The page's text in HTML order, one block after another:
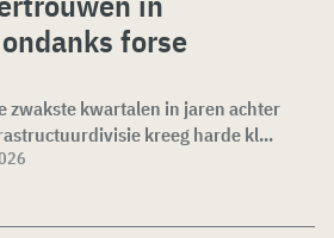
forse
zwakste kwartalen in jaren achter
kreeg harde kl...